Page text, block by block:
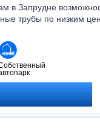
в Запрудне
трубы по низким
прокат различного
и более. Эти полые
размеры
к механическим
к давлению до 30